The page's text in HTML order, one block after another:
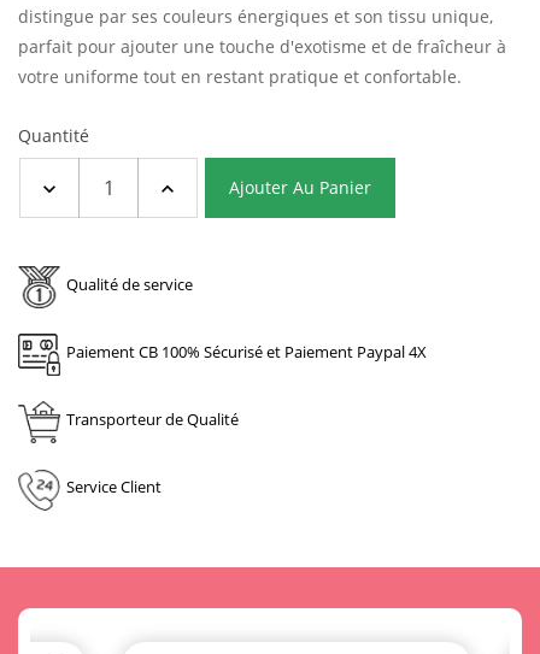
distingue par ses couleurs énergiques et son tissu unique,
parfait pour ajouter une touche d'exotisme et de fraîcheur à
votre uniforme tout en restant pratique et confortable.
Quantité
Ajouter Au Panier
Qualité de service
Paiement CB 100% Sécurisé et Paiement Paypal 4X
Transporteur de Qualité
Service Client